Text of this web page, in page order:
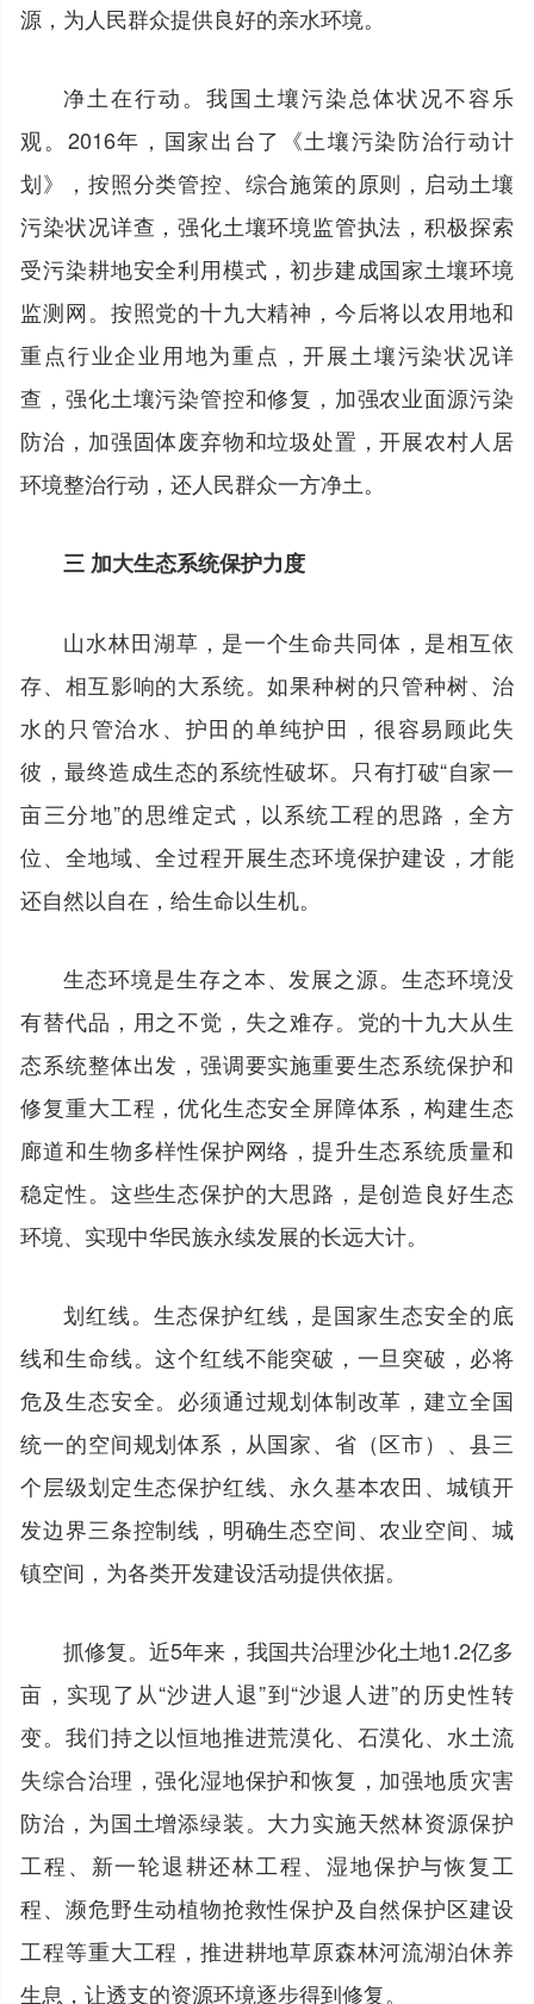
源，为人民群众提供良好的亲水环境。
净土在行动。我国土壤污染总体状况不容乐
观。2016年，国家出台了《土壤污染防治行动计
划》，按照分类管控、综合施策的原则，启动土壤
污染状况详查，强化土壤环境监管执法，积极探索
受污染耕地安全利用模式，初步建成国家土壤环境
监测网。按照党的十九大精神，今后将以农用地和
重点行业企业用地为重点，开展土壤污染状况详
查，强化土壤污染管控和修复，加强农业面源污染
防治，加强固体废弃物和垃圾处置，开展农村人居
环境整治行动，还人民群众一方净土。
三 加大生态系统保护力度
山水林田湖草，是一个生命共同体，是相互依
存、相互影响的大系统。如果种树的只管种树、治
水的只管治水、护田的单纯护田，很容易顾此失
彼，最终造成生态的系统性破坏。只有打破“自家一
亩三分地”的思维定式，以系统工程的思路，全方
位、全地域、全过程开展生态环境保护建设，才能
还自然以自在，给生命以生机。
生态环境是生存之本、发展之源。生态环境没
有替代品，用之不觉，失之难存。党的十九大从生
态系统整体出发，强调要实施重要生态系统保护和
修复重大工程，优化生态安全屏障体系，构建生态
廊道和生物多样性保护网络，提升生态系统质量和
稳定性。这些生态保护的大思路，是创造良好生态
环境、实现中华民族永续发展的长远大计。
划红线。生态保护红线，是国家生态安全的底
线和生命线。这个红线不能突破，一旦突破，必将
危及生态安全。必须通过规划体制改革，建立全国
统一的空间规划体系，从国家、省（区市）、县三
个层级划定生态保护红线、永久基本农田、城镇开
发边界三条控制线，明确生态空间、农业空间、城
镇空间，为各类开发建设活动提供依据。
抓修复。近5年来，我国共治理沙化土地1.2亿多
亩，实现了从“沙进人退”到“沙退人进”的历史性转
变。我们持之以恒地推进荒漠化、石漠化、水土流
失综合治理，强化湿地保护和恢复，加强地质灾害
防治，为国土增添绿装。大力实施天然林资源保护
工程、新一轮退耕还林工程、湿地保护与恢复工
程、濒危野生动植物抢救性保护及自然保护区建设
工程等重大工程，推进耕地草原森林河流湖泊休养
生息，让透支的资源环境逐步得到修复。